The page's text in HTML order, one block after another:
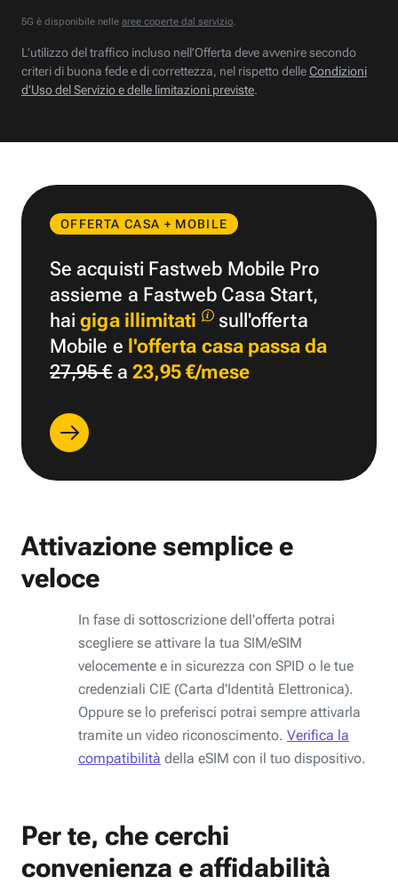
5G è disponibile nelle aree coperte dal servizio.
L’utilizzo del traffico incluso nell’Offerta deve avvenire secondo
criteri di buona fede e di correttezza, nel rispetto delleCondizioni
d’Uso del Servizio e delle limitazioni previste.
OFFERTA CASA + MOBILE
Se acquisti Fastweb Mobile Pro
assieme a Fastweb Casa Start,
haigiga illimitati
sull'offerta
Mobile e l'offerta casa passa da
27,95 €a 23,95 €/mese
Attivazione semplice e
veloce
In fase di sottoscrizione dell'offerta potrai
scegliere se attivare la tua SIM/eSIM
velocemente e in sicurezza con SPID o le tue
credenziali CIE (Carta d'Identità Elettronica).
Oppure se lo preferisci potrai sempre attivarla
tramite un video riconoscimento. Verifica la
compatibilità della eSIM con il tuo dispositivo.
Per te, che cerchi
convenienza e affidabilità